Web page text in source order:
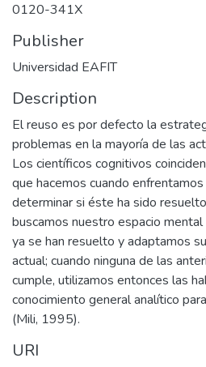
0120-341X
Publisher
Universidad EAFIT
Description
El reuso es por defecto la
problemas en la mayoría de las
Los científicos cognitivos
que hacemos cuando
determinar si éste ha sido
buscamos nuestro espacio
ya se han resuelto y adaptamos
actual; cuando ninguna de las
cumple, utilizamos entonces las
conocimiento general analítico
(Mili, 1995).
URI